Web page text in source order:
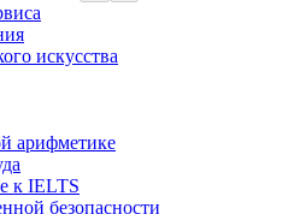
искусства
арифметике
к IELTS
безопасности